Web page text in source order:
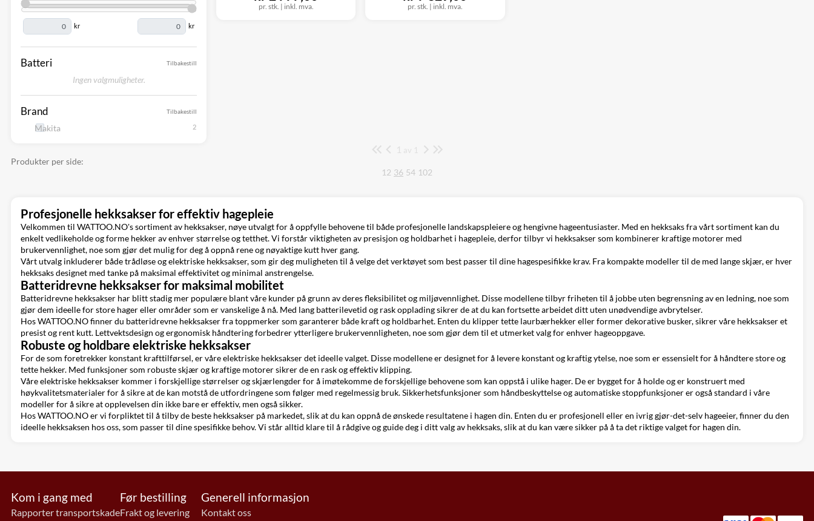
kr kr
Tilbakestill
Batteri
Ingen valgmuligheter.
Tilbakestill
Brand
Makita
pr. stk. | inkl. mva. pr. stk. | inkl. mva.
Side
1 av 1
Produkter per side:
12 36 54 102
Profesjonelle hekksakser for effektiv hagepleie
Velkommen til WATTOO.NO's sortiment av hekksakser, nøye utvalgt for å oppfylle behovene til både profesjonelle landskapspleiere og hengivne hageentusiaster. Med en hekksaks fra vårt sortiment kan du
enkelt vedlikeholde og forme hekker av enhver størrelse og tetthet. Vi forstår viktigheten av presisjon og holdbarhet i hagepleie, derfor tilbyr vi hekksakser som kombinerer kraftige motorer med
brukervennlighet, noe som gjør det mulig for deg å oppnå rene og nøyaktige kutt hver gang.
Vårt utvalg inkluderer både trådløse og elektriske hekksakser, som gir deg muligheten til å velge det verktøyet som best passer til dine hagespesifikke krav. Fra kompakte modeller til de med lange skjær, er hver
hekksaks designet med tanke på maksimal effektivitet og minimal anstrengelse.
Batteridrevne hekksakser for maksimal mobilitet
Batteridrevne hekksakser har blitt stadig mer populære blant våre kunder på grunn av deres fleksibilitet og miljøvennlighet. Disse modellene tilbyr friheten til å jobbe uten begrensning av en ledning, noe som
gjør dem ideelle for store hager eller områder som er vanskelige å nå. Med lang batterilevetid og rask opplading sikrer de at du kan fortsette arbeidet ditt uten unødvendige avbrytelser.
Hos WATTOO.NO finner du batteridrevne hekksakser fra toppmerker som garanterer både kraft og holdbarhet. Enten du klipper tette laurbærhekker eller former dekorative busker, sikrer våre hekksakser et
presist og rent kutt. Lettvektsdesign og ergonomisk håndtering forbedrer ytterligere brukervennligheten, noe som gjør dem til et utmerket valg for enhver hageoppgave.
Robuste og holdbare elektriske hekksakser
For de som foretrekker konstant krafttilførsel, er våre elektriske hekksakser det ideelle valget. Disse modellene er designet for å levere konstant og kraftig ytelse, noe som er essensielt for å håndtere store og
tette hekker. Med funksjoner som robuste skjær og kraftige motorer sikrer de en rask og effektiv klipping.
Våre elektriske hekksakser kommer i forskjellige størrelser og skjærlengder for å imøtekomme de forskjellige behovene som kan oppstå i ulike hager. De er bygget for å holde og er konstruert med
høykvalitetsmaterialer for å sikre at de kan motstå de utfordringene som følger med regelmessig bruk. Sikkerhetsfunksjoner som håndbeskyttelse og automatiske stoppfunksjoner er også standard i våre
modeller for å sikre at opplevelsen din ikke bare er effektiv, men også sikker.
Hos WATTOO.NO er vi forpliktet til å tilby de beste hekksakser på markedet, slik at du kan oppnå de ønskede resultatene i hagen din. Enten du er profesjonell eller en ivrig gjør-det-selv hageeier, finner du den
ideelle hekksaksen hos oss, som passer til dine spesifikke behov. Vi står alltid klare til å rådgive og guide deg i ditt valg av hekksaks, slik at du kan være sikker på å ta det riktige valget for hagen din.
Kom i gang med
Rapporter transportskade
Før bestilling
Frakt og levering
Generell informasjon
Kontakt oss